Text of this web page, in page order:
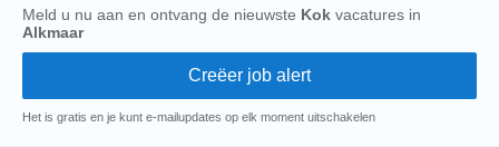
Meld u nu aan en ontvang de nieuwste Kok vacatures in
Alkmaar
Het is gratis en je kunt e-mailupdates op elk moment uitschakelen